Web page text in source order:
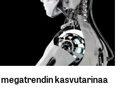
megatrendin kasvutarinaa